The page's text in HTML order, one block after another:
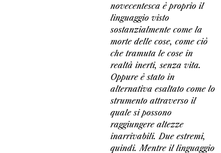
novecentesca è proprio il
linguaggio visto
sostanzialmente come la
morte delle cose, come ciò
che tramuta le cose in
realtà inerti, senza vita.
Oppure è stato in
alternativa esaltato come lo
strumento attraverso il
quale si possono
raggiungere altezze
inarrivabili. Due estremi,
quindi. Mentre il linguaggio